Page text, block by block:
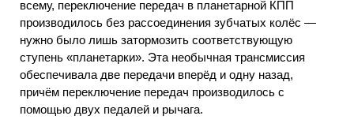
всему, переключение передач в планетарной КПП
производилось без рассоединения зубчатых колёс —
нужно было лишь затормозить соответствующую
ступень «планетарки». Эта необычная трансмиссия
обеспечивала две передачи вперёд и одну назад,
причём переключение передач производилось с
помощью двух педалей и рычага.